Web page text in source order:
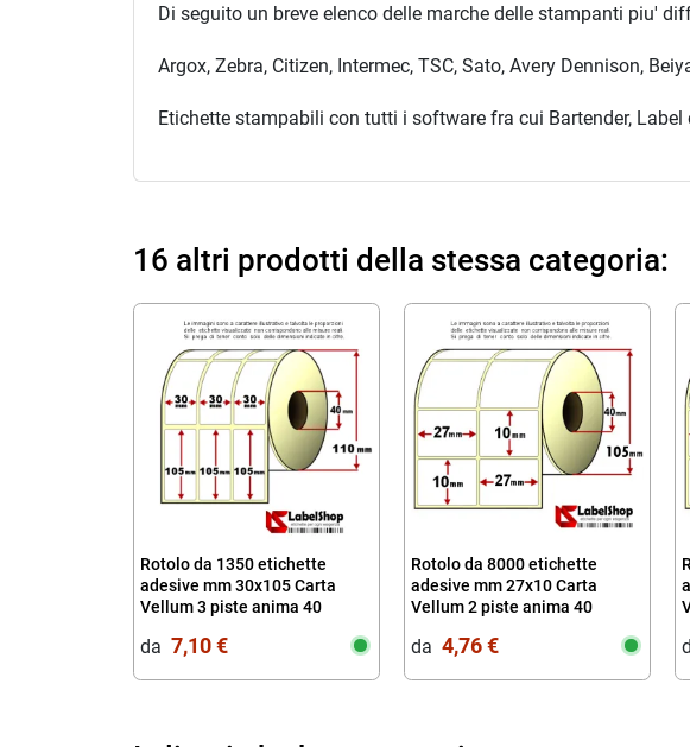
Di seguito un breve elenco delle marche delle stampanti piu'
Argox, Zebra, Citizen, Intermec, TSC, Sato, Avery Dennison,
Etichette stampabili con tutti i software fra cui Bartender,
16 altri prodotti della stessa categoria:
Rotolo da 1350 etichette
adesive mm 30x105 Carta
Vellum 3 piste anima 40
da‎ ‎ 7,10 €
Rotolo da 8000 etichette
adesive mm 27x10 Carta
Vellum 2 piste anima 40
da‎ ‎ 4,76 €